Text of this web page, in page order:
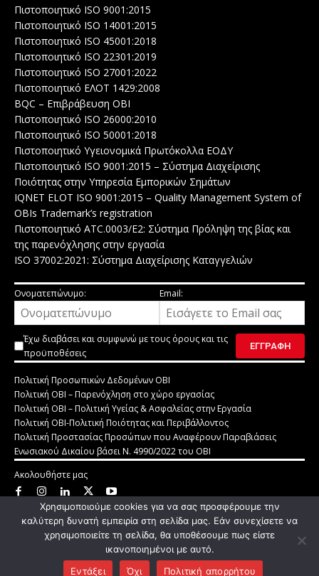
Πιστοποιητικό ISO 9001:2015
Πιστοποιητικό ISO 14001:2015
Πιστοποιητικό ISO 45001:2018
Πιστοποιητικό ISO 22301:2019
Πιστοποιητικό ISO 27001:2022
Πιστοποιητικό ΕΛΟΤ 1429:2008
BQC – Επιβράβευση ΟΒΙ
Πιστοποιητικό ISO 26000:2010
Πιστοποιητικό ISO 50001:2018
Πιστοποιητικό Υγειονομικά Πρωτόκολλα ΕΟΔΥ
Πιστοποιητικό ISO 9001:2015 – Σύστημα Διαχείρισης
Ποιότητας στην Υπηρεσία Εμπορικών Σημάτων
IQNET ELOT ISO 9001:2015 – Quality Management System of
OBIs Trademark’s registration
Πιστοποιητικό ATC.0003/E2: Σύστημα Πρόληψη της βίας και
της παρενόχλησης στην εργασία
ISO 37002:2021: Σύστημα Διαχείρισης Καταγγελιών
Ονοματεπώνυμο: Email:
Έχω διαβάσει και συμφωνώ με τους όρους και τις
προϋποθέσεις
Πολιτική Προσωπικών Δεδομένων ΟΒΙ
Πολιτική ΟΒΙ – Παρενόχληση στο χώρο εργασίας
Πολιτική ΟΒΙ – Πολιτική Υγείας & Ασφαλείας στην Εργασία
Πολιτική ΟΒΙ-Πολιτική Ποιότητας και Περιβάλλοντος
Πολιτική Προστασίας Προσώπων που Αναφέρουν Παραβιάσεις
Ενωσιακού Δικαίου βάσει Ν. 4990/2022 του ΟΒΙ
Ακολουθήστε μας
Οργανισμός Βιομηχανικής Ιδιοκτησίας © 2025
Developed byStandard Gaston Solutions
Χρησιμοποιούμε cookies για να σας προσφέρουμε την
καλύτερη δυνατή εμπειρία στη σελίδα μας. Εάν συνεχίσετε να
χρησιμοποιείτε τη σελίδα, θα υποθέσουμε πως είστε
ικανοποιημένοι με αυτό.
Εντάξει
Όχι Πολιτική απορρήτου